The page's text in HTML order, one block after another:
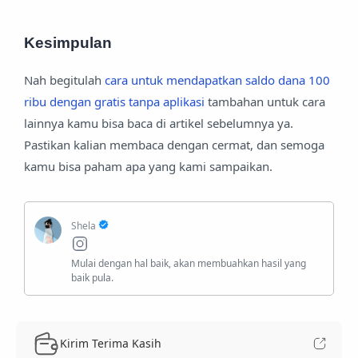
Kesimpulan
Nah begitulah cara untuk mendapatkan saldo dana 100
ribu dengan gratis tanpa aplikasi tambahan untuk cara
lainnya kamu bisa baca di artikel sebelumnya ya.
Pastikan kalian membaca dengan cermat, dan semoga
kamu bisa paham apa yang kami sampaikan.
Kirim Terima Kasih